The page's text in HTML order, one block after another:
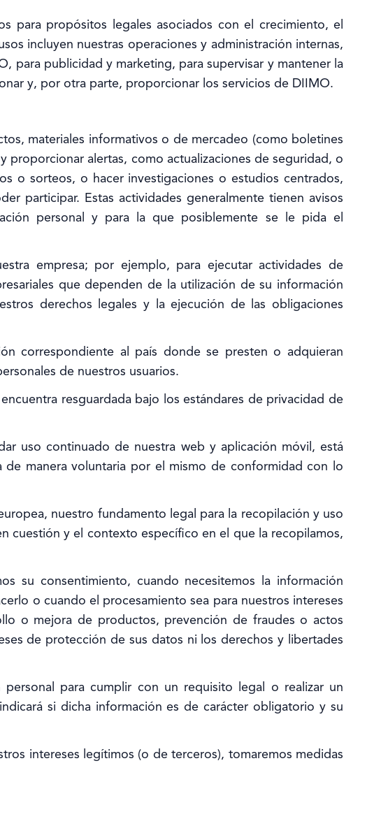
para propósitos legales asociados con el crecimiento, el
incluyen nuestras operaciones y administración internas,
para publicidad y marketing, para supervisar y mantener la
y, por otra parte, proporcionar los servicios de DIIMO.
materiales informativos o de mercadeo (como boletines
alertas, como actualizaciones de seguridad, o
o sorteos, o hacer investigaciones o estudios centrados,
participar. Estas actividades generalmente tienen avisos
personal y para la que posiblemente se le pida el
empresa; por ejemplo, para ejecutar actividades de
que dependen de la utilización de su información
derechos legales y la ejecución de las obligaciones
correspondiente al país donde se presten o adquieran
de nuestros usuarios.
resguardada bajo los estándares de privacidad de
uso continuado de nuestra web y aplicación móvil, está
manera voluntaria por el mismo de conformidad con lo
nuestro fundamento legal para la recopilación y uso
cuestión y el contexto específico en el que la recopilamos,
su consentimiento, cuando necesitemos la información
o cuando el procesamiento sea para nuestros intereses
o mejora de productos, prevención de fraudes o actos
de protección de sus datos ni los derechos y libertades
para cumplir con un requisito legal o realizar un
si dicha información es de carácter obligatorio y su
intereses legítimos (o de terceros), tomaremos medidas